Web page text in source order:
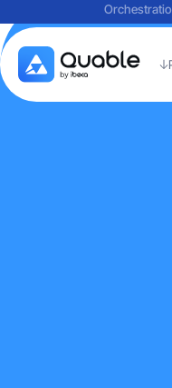
Rückblick auf